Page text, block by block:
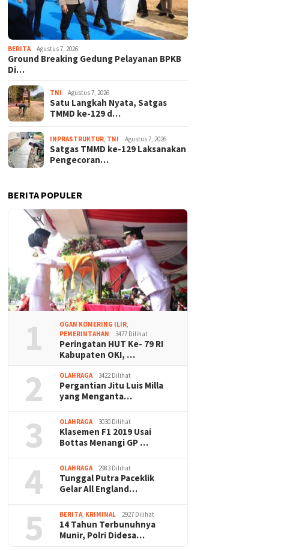
BERITA Agustus 7, 2026
Ground Breaking Gedung Pelayanan BPKB
Di…
TNI Agustus 7, 2026
Satu Langkah Nyata, Satgas
TMMD ke-129 d…
INPRASTRUKTUR TNI Agustus 7, 2026
Satgas TMMD ke-129 Laksanakan
Pengecoran…
BERITA POPULER
1 OGAN KOMERING ILIR,
PEMERINTAHAN
3477 Dilihat
Peringatan HUT Ke- 79 RI
Kabupaten OKI, …
2 OLAHRAGA 3422 Dilihat
Pergantian Jitu Luis Milla
yang Menganta…
3 OLAHRAGA 3030 Dilihat
Klasemen F1 2019 Usai
Bottas Menangi GP …
4 OLAHRAGA 2983 Dilihat
Tunggal Putra Paceklik
Gelar All England…
5 BERITA, KRIMINAL 2927 Dilihat
14 Tahun Terbunuhnya
Munir, Polri Didesa…